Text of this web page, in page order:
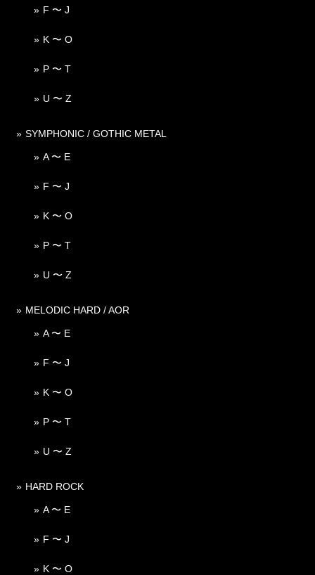
F 〜 J
K 〜 O
P 〜 T
U 〜 Z
SYMPHONIC / GOTHIC METAL
A 〜 E
F 〜 J
K 〜 O
P 〜 T
U 〜 Z
MELODIC HARD / AOR
A 〜 E
F 〜 J
K 〜 O
P 〜 T
U 〜 Z
HARD ROCK
A 〜 E
F 〜 J
K 〜 O